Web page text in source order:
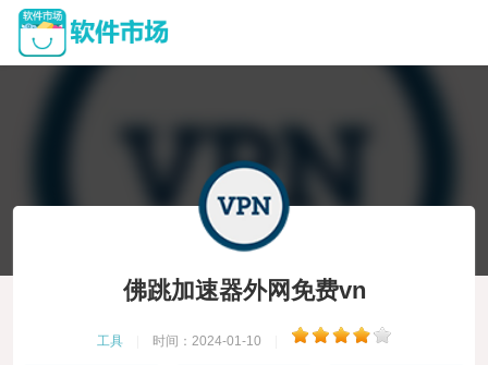
佛跳加速器外网免费vn
工具 时间：2024-01-10